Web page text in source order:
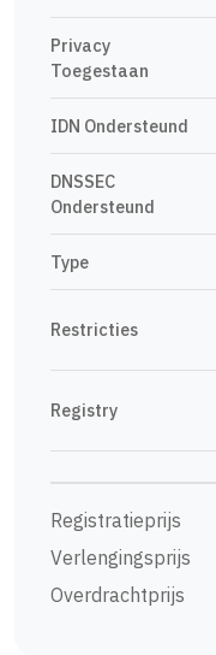
Privacy
Toegestaan
IDN Ondersteund
DNSSEC
Ondersteund
Type
Restricties
Registry
Registratieprijs
Verlengingsprijs
Overdrachtprijs